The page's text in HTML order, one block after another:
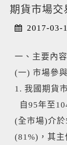
期貨市場交
2017-03-
一、主要內
(一) 市場參
1. 我國期貨
自95年至
(全市場)介於
(81%)，其